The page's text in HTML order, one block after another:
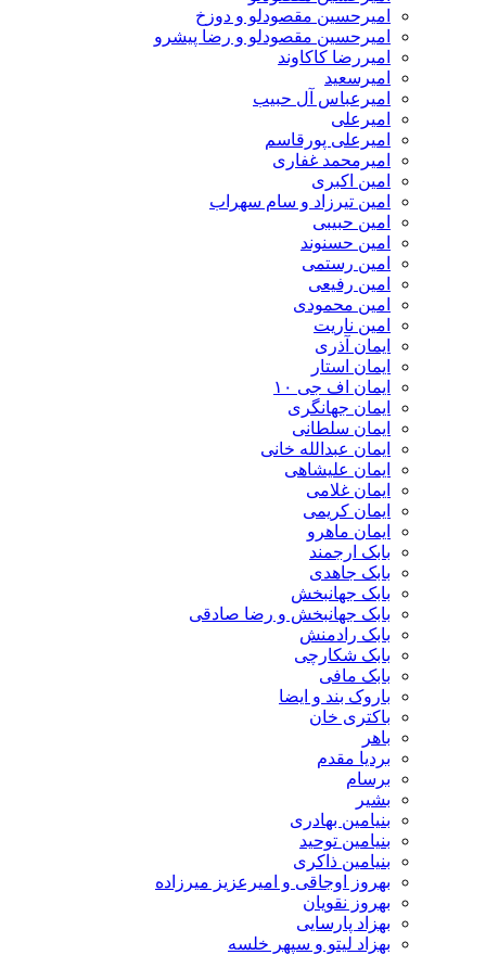
امیرحسین مقصودلو و دوزخ
امیرحسین مقصودلو و رضا پیشرو
امیررضا کاکاوند
امیرسعید
امیرعباس آل حبیب
امیرعلی
امیرعلی پورقاسم
امیرمحمد غفاری
امین اکبری
امین تیرزاد و سام سهراب
امین حبیبی
امین حسنوند
امین رستمی
امین رفیعی
امین محمودی
امین ناریت
ایمان آذری
ایمان استار
ایمان اف جی ۱۰
ایمان جهانگری
ایمان سلطانی
ایمان عبدالله خانی
ایمان علیشاهی
ایمان غلامی
ایمان کریمی
ایمان ماهرو
بابک ارجمند
بابک جاهدی
بابک جهانبخش
بابک جهانبخش و رضا صادقی
بابک رادمنش
بابک شکارچی
بابک مافی
باروک بند و ایضا
باکتری خان
باهر
بردیا مقدم
برسام
بشیر
بنیامین بهادری
بنیامین توحید
بنیامین ذاکری
بهروز اوجاقی و امیرعزیز میرزاده
بهروز نقویان
بهزاد پارسایی
بهزاد لیتو و سپهر خلسه